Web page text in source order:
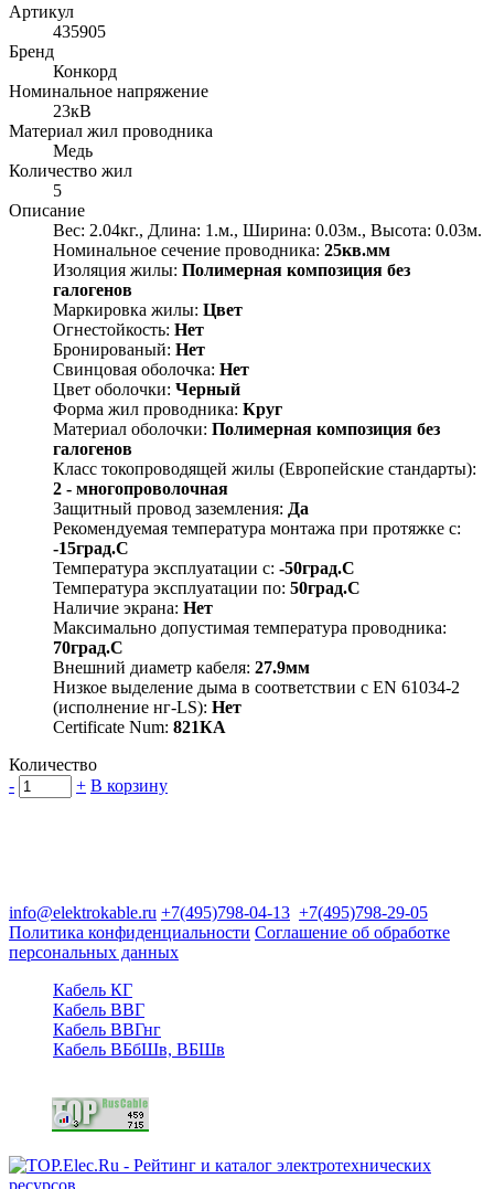
Артикул
435905
Бренд
Конкорд
Номинальное напряжение
23кВ
Материал жил проводника
Медь
Количество жил
5
Описание
Вес: 2.04кг., Длина: 1.м., Ширина: 0.03м., Высота: 0.03м.
Номинальное сечение проводника: 25кв.мм
Изоляция жилы: Полимерная композиция без
галогенов
Маркировка жилы: Цвет
Огнестойкость: Нет
Бронированый: Нет
Свинцовая оболочка: Нет
Цвет оболочки: Черный
Форма жил проводника: Круг
Материал оболочки: Полимерная композиция без
галогенов
Класс токопроводящей жилы (Европейские стандарты):
2 - многопроволочная
Защитный провод заземления: Да
Рекомендуемая температура монтажа при протяжке с:
-15град.C
Температура эксплуатации с: -50град.C
Температура эксплуатации по: 50град.C
Наличие экрана: Нет
Максимально допустимая температура проводника:
70град.C
Внешний диаметр кабеля: 27.9мм
Низкое выделение дыма в соответствии с EN 61034-2
(исполнение нг-LS): Нет
Certificate Num: 821КА
Количество
-
+ В корзину
info@elektrokable.ru +7(495)798-04-13 +7(495)798-29-05
Политика конфиденциальности Соглашение об обработке
персональных данных
Кабель КГ
Кабель ВВГ
Кабель ВВГнг
Кабель ВБбШв, ВБШв